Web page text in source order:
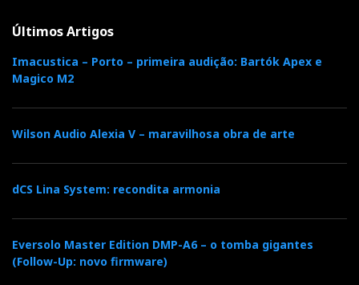
Rui Borges
medida’, nunca sonhei que um dia o Rui iria ‘vestir’
Lyn Stanley com um ‘black dress’ feito por medida
Últimos Artigos
Imacustica – Porto – primeira audição: Bartók Apex e
Magico M2
Wilson Audio Alexia V – maravilhosa obra de arte
dCS Lina System: recondita armonia
Eversolo Master Edition DMP-A6 – o tomba gigantes
(Follow-Up: novo firmware)